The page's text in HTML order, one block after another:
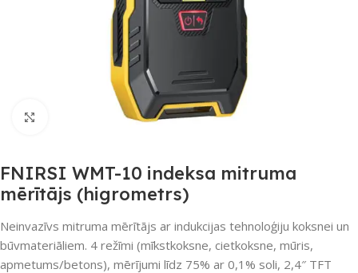
Noklikšķiniet, lai palielinātu
FNIRSI WMT-10 indeksa mitruma
mērītājs (higrometrs)
Neinvazīvs mitruma mērītājs ar indukcijas tehnoloģiju koksnei un
būvmateriāliem. 4 režīmi (mīkstkoksne, cietkoksne, mūris,
apmetums/betons), mērījumi līdz 75% ar 0,1% soli, 2,4″ TFT